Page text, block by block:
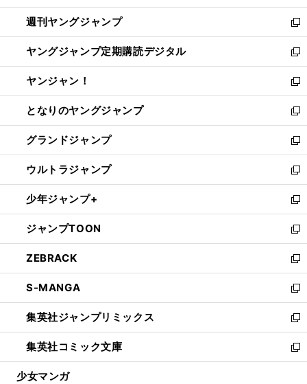
開
く
ウ
で
開
く
ン
ド
ウ
で
開
く
ウ
ィ
ン
ド
ウ
で
開
く
週刊ヤングジャンプ
新
し
い
ウ
ィ
ン
ド
ウ
で
開
く
ヤングジャンプ定期購読デジタル
新
し
い
ウ
ィ
ン
ド
ウ
で
開
く
ヤンジャン！
新
し
い
ウ
ィ
ン
ド
ウ
で
開
く
となりのヤングジャンプ
新
し
い
ウ
ィ
ン
ド
ウ
で
開
く
グランドジャンプ
新
し
い
ウ
ィ
ン
ド
ウ
で
開
く
ウルトラジャンプ
新
し
い
ウ
ィ
ン
ド
ウ
で
開
く
少年ジャンプ+
新
し
い
ウ
ィ
ン
ド
ウ
で
開
く
ジャンプTOON
新
し
い
ウ
ィ
ン
ド
ウ
で
開
ZEBRACK
新
し
い
ウ
ィ
ン
ド
ウ
S-MANGA
新
し
い
ウ
ィ
ン
集英社ジャンプリミックス
新
し
い
ウ
集英社コミック文庫
新
し
少女マンガ